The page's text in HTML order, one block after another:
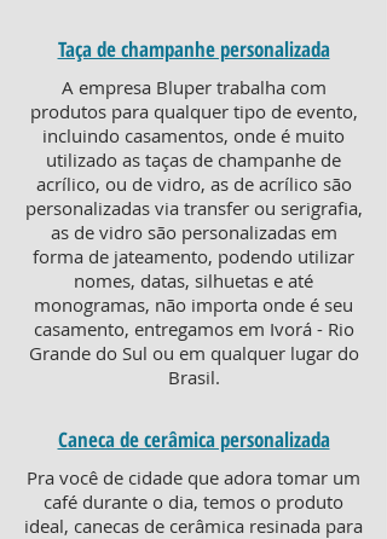
Taça de champanhe personalizada
A empresa Bluper trabalha com
produtos para qualquer tipo de evento,
incluindo casamentos, onde é muito
utilizado as taças de champanhe de
acrílico, ou de vidro, as de acrílico são
personalizadas via transfer ou serigrafia,
as de vidro são personalizadas em
forma de jateamento, podendo utilizar
nomes, datas, silhuetas e até
monogramas, não importa onde é seu
casamento, entregamos em Ivorá - Rio
Grande do Sul ou em qualquer lugar do
Brasil.
Caneca de cerâmica personalizada
Pra você de cidade que adora tomar um
café durante o dia, temos o produto
ideal, canecas de cerâmica resinada para